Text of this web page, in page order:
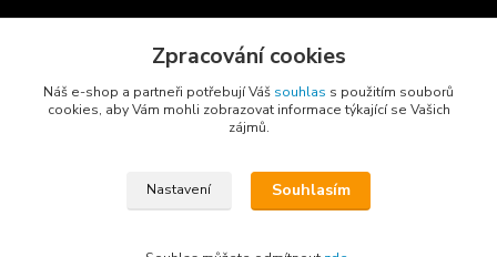
+420 775 734 715
info@privesyblyss.cz
Zpracování cookies
Náš e-shop a partneři potřebují Váš souhlas s použitím souborů
cookies, aby Vám mohli zobrazovat informace týkající se Vašich
zájmů.
Nastavení Souhlasím